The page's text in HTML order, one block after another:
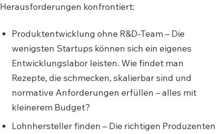
Herausforderungen konfrontiert:
Produktentwicklung ohne R&D-Team – Die
wenigsten Startups können sich ein eigenes
Entwicklungslabor leisten. Wie findet man
Rezepte, die schmecken, skalierbar sind und
normative Anforderungen erfüllen – alles mit
kleinerem Budget?
Lohnhersteller finden – Die richtigen Produzenten